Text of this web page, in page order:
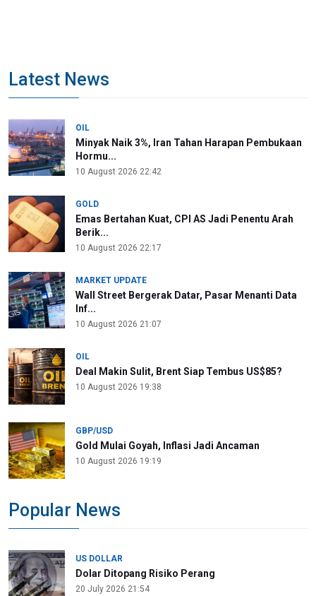
Latest News
OIL
Minyak Naik 3%, Iran Tahan Harapan Pembukaan
Hormu...
10 August 2026 22:42
GOLD
Emas Bertahan Kuat, CPI AS Jadi Penentu Arah
Berik...
10 August 2026 22:17
MARKET UPDATE
Wall Street Bergerak Datar, Pasar Menanti Data
Inf...
10 August 2026 21:07
OIL
Deal Makin Sulit, Brent Siap Tembus US$85?
10 August 2026 19:38
GBP/USD
Gold Mulai Goyah, Inflasi Jadi Ancaman
10 August 2026 19:19
Popular News
US DOLLAR
Dolar Ditopang Risiko Perang
20 July 2026 21:54